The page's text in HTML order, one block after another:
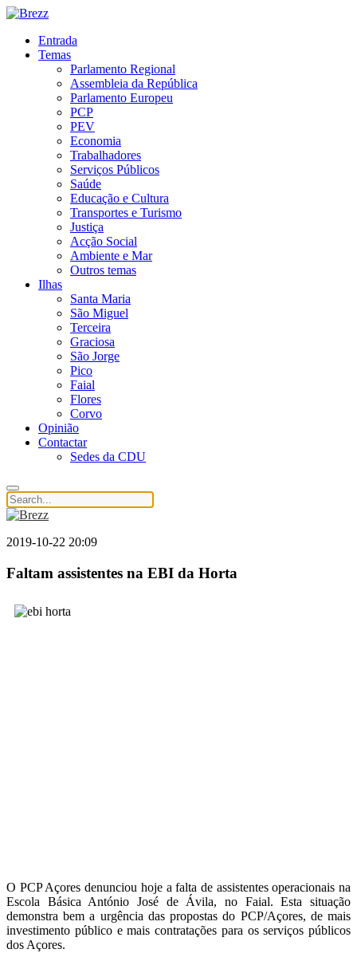
Entrada
Temas
Parlamento Regional
Assembleia da República
Parlamento Europeu
PCP
PEV
Economia
Trabalhadores
Serviços Públicos
Saúde
Educação e Cultura
Transportes e Turismo
Justiça
Acção Social
Ambiente e Mar
Outros temas
Ilhas
Santa Maria
São Miguel
Terceira
Graciosa
São Jorge
Pico
Faial
Flores
Corvo
Opinião
Contactar
Sedes da CDU
2019-10-22 20:09
Faltam assistentes na EBI da Horta
O PCP Açores denunciou hoje a falta de assistentes operacionais na
Escola Básica António José de Ávila, no Faial. Esta situação
demonstra bem a urgência das propostas do PCP/Açores, de mais
investimento público e mais contratações para os serviços públicos
dos Açores.